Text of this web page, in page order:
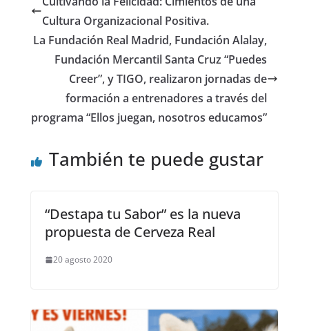
Cultura Organizacional Positiva.
La Fundación Real Madrid, Fundación Alalay,
Fundación Mercantil Santa Cruz “Puedes
Creer”, y TIGO, realizaron jornadas de
formación a entrenadores a través del
programa “Ellos juegan, nosotros educamos”
También te puede gustar
“Destapa tu Sabor” es la nueva
propuesta de Cerveza Real
20 agosto 2020